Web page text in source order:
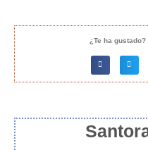
¿Te ha